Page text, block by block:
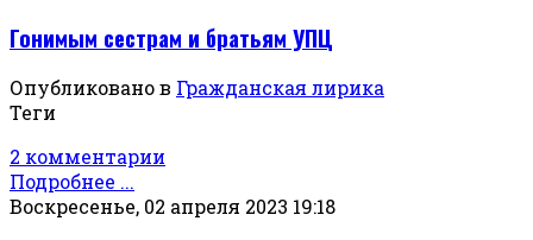
Гонимым сестрам и братьям УПЦ
Опубликовано в Гражданская лирика
Теги
2 комментарии
Подробнее ...
Воскресенье, 02 апреля 2023 19:18